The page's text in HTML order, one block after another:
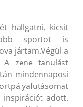
hallgatni, kicsit
sportot is
jártam.Végül a
A zene tanulást
mindennaposi
inspirációt adott.